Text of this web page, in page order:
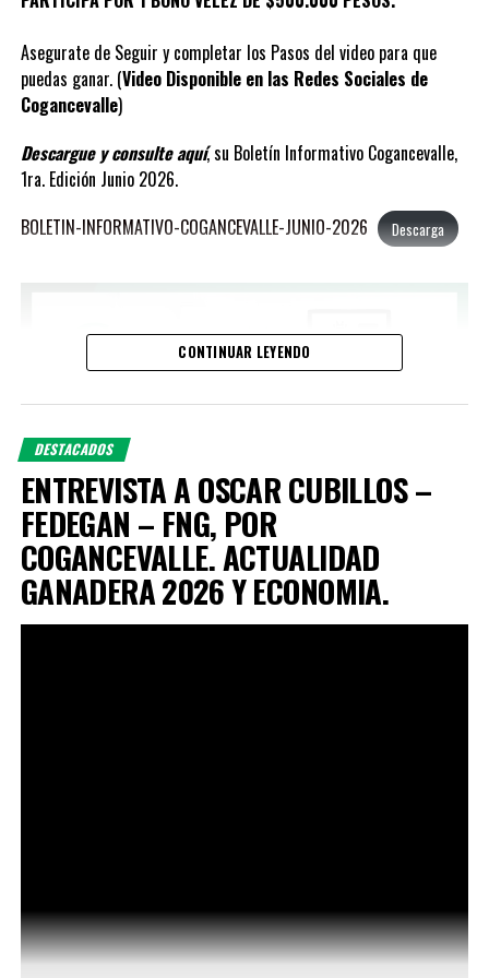
.
#díamundialdelaleche
#díamundialdelaleche#diamundialdelaleche#lechedevaca
#lechedevacafresca
#ganaderiasdelvalle
#cogancevalle #apoyoefectivoalganadero
Asegurate de Seguir y completar los Pasos del video para que
puedas ganar. (Video Disponible en las Redes Sociales de
Cogancevalle)
Descargue y consulte aquí, su Boletín Informativo Cogancevalle,
1ra. Edición Junio 2026.
BOLETIN-INFORMATIVO-COGANCEVALLE-JUNIO-2026
Descarga
CONTINUAR LEYENDO
DESTACADOS
ENTREVISTA A OSCAR CUBILLOS –
FEDEGAN – FNG, POR
COGANCEVALLE. ACTUALIDAD
GANADERA 2026 Y ECONOMIA.